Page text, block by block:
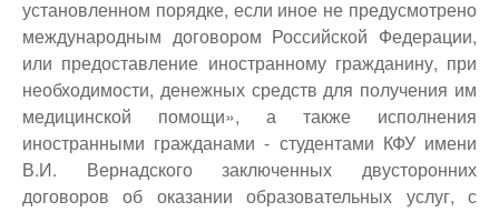
установленном порядке, если иное не предусмотрено
международным договором Российской Федерации,
или предоставление иностранному гражданину, при
необходимости, денежных средств для получения им
медицинской помощи», а также исполнения
иностранными гражданами - студентами КФУ имени
В.И. Вернадского заключенных двусторонних
договоров об оказании образовательных услуг, с